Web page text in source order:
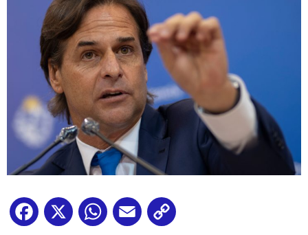
Facebook
X WhatsApp
Email